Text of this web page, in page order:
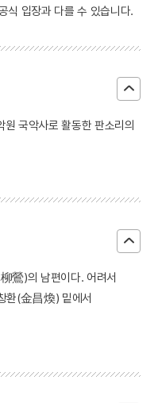
식 입장과 다를 수 있습니다.
국악사로 활동한 판소리의
鶯)의 남편이다. 어려서
환(金昌煥) 밑에서